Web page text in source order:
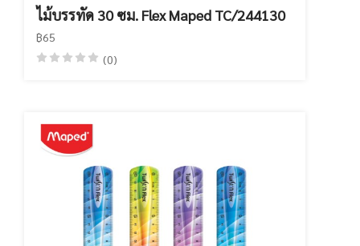
ไม้บรรทัด 30 ซม. Flex Maped TC/244130
฿65
(0)